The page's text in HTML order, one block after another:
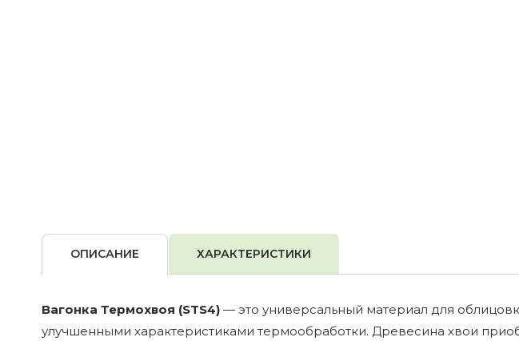
ОПИСАНИЕ ХАРАКТЕРИСТИКИ
Вагонка Термохвоя (STS4) — это универсальный материал для
улучшенными характеристиками термообработки. Древесина хвои